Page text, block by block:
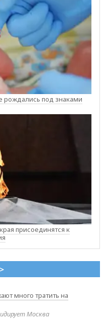
рождались под знаками
присоединятся к
>
много тратить на
Москва